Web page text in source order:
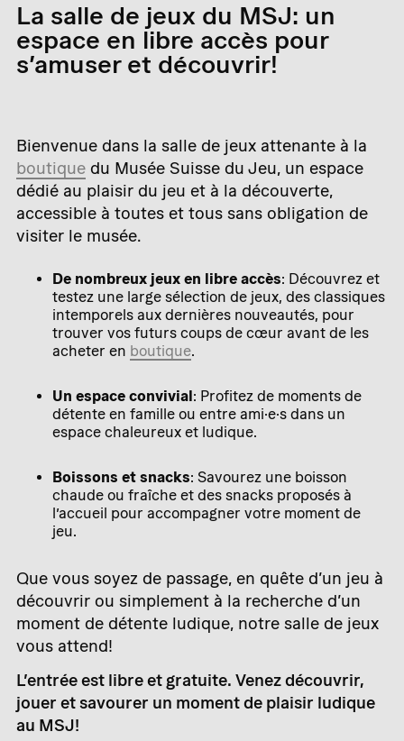
La salle de jeux du MSJ: un
espace en libre accès pour
s’amuser et découvrir!
Bienvenue dans la salle de jeux attenante à la
boutique du Musée Suisse du Jeu, un espace
dédié au plaisir du jeu et à la découverte,
accessible à toutes et tous sans obligation de
visiter le musée.
De nombreux jeux en libre accès: Découvrez et
testez une large sélection de jeux, des classiques
intemporels aux dernières nouveautés, pour
trouver vos futurs coups de cœur avant de les
acheter en boutique.
Un espace convivial : Profitez de moments de
détente en famille ou entre ami·e·s dans un
espace chaleureux et ludique.
Boissons et snacks: Savourez une boisson
chaude ou fraîche et des snacks proposés à
l’accueil pour accompagner votre moment de
jeu.
Que vous soyez de passage, en quête d’un jeu à
découvrir ou simplement à la recherche d’un
moment de détente ludique, notre salle de jeux
vous attend!
L’entrée est libre et gratuite. Venez découvrir,
jouer et savourer un moment de plaisir ludique
au MSJ!